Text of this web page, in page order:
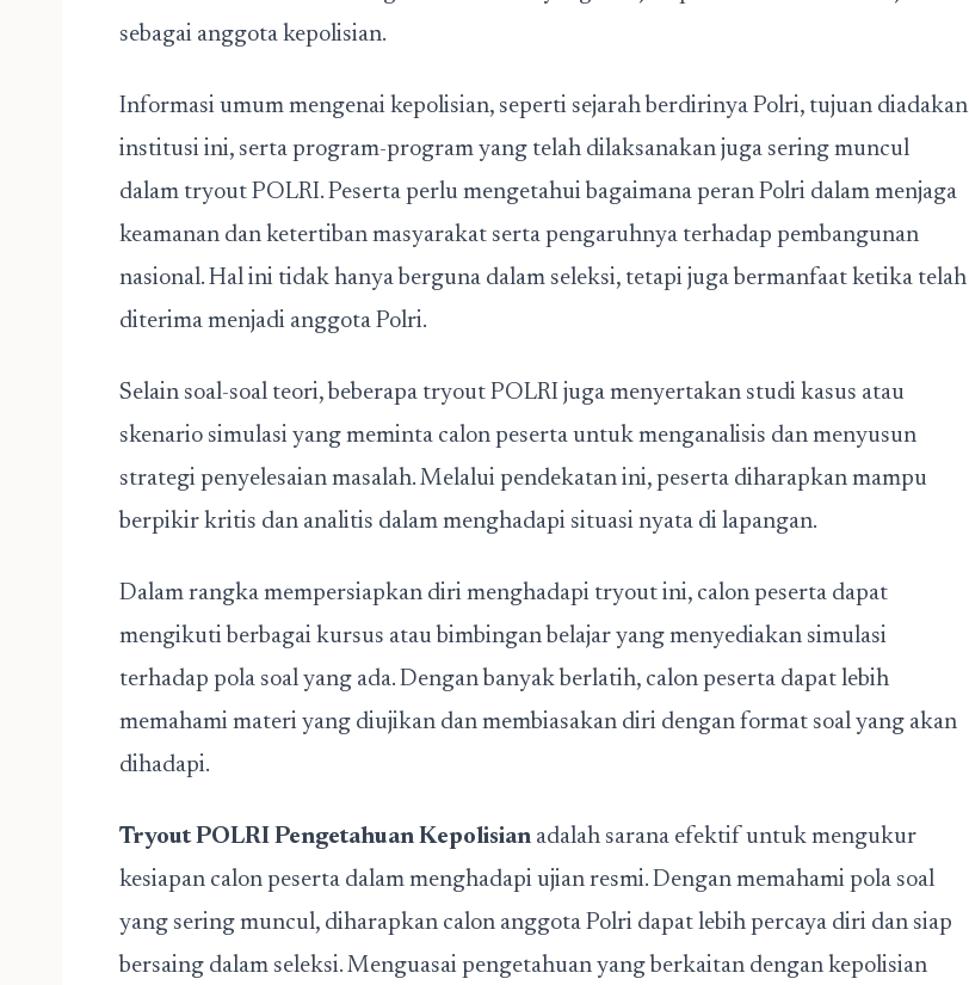
sebagai anggota kepolisian.
Informasi umum mengenai kepolisian, seperti sejarah berdirinya Polri, tujuan diadakan
institusi ini, serta program-program yang telah dilaksanakan juga sering muncul
dalam tryout POLRI. Peserta perlu mengetahui bagaimana peran Polri dalam menjaga
keamanan dan ketertiban masyarakat serta pengaruhnya terhadap pembangunan
nasional. Hal ini tidak hanya berguna dalam seleksi, tetapi juga bermanfaat ketika telah
diterima menjadi anggota Polri.
Selain soal-soal teori, beberapa tryout POLRI juga menyertakan studi kasus atau
skenario simulasi yang meminta calon peserta untuk menganalisis dan menyusun
strategi penyelesaian masalah. Melalui pendekatan ini, peserta diharapkan mampu
berpikir kritis dan analitis dalam menghadapi situasi nyata di lapangan.
Dalam rangka mempersiapkan diri menghadapi tryout ini, calon peserta dapat
mengikuti berbagai kursus atau bimbingan belajar yang menyediakan simulasi
terhadap pola soal yang ada. Dengan banyak berlatih, calon peserta dapat lebih
memahami materi yang diujikan dan membiasakan diri dengan format soal yang akan
dihadapi.
Tryout POLRI Pengetahuan Kepolisian adalah sarana efektif untuk mengukur
kesiapan calon peserta dalam menghadapi ujian resmi. Dengan memahami pola soal
yang sering muncul, diharapkan calon anggota Polri dapat lebih percaya diri dan siap
bersaing dalam seleksi. Menguasai pengetahuan yang berkaitan dengan kepolisian